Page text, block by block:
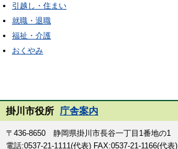
引越し・住まい
就職・退職
福祉・介護
おくやみ
掛川市役所 庁舎案内
〒436-8650 静岡県掛川市長谷一丁目1番地の1
電話:0537-21-1111(代表) FAX:0537-21-1166(代表)